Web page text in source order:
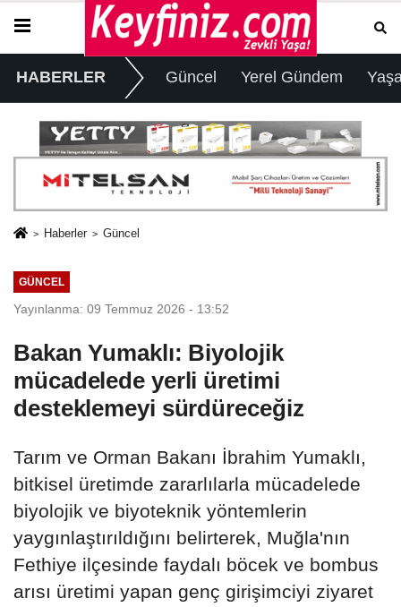
HABERLER Güncel Yerel Gündem
Haberler Güncel
GÜNCEL
Yayınlanma: 09 Temmuz 2026 - 13:52
Bakan Yumaklı: Biyolojik
mücadelede yerli üretimi
desteklemeyi sürdüreceğiz
Tarım ve Orman Bakanı İbrahim Yumaklı,
bitkisel üretimde zararlılarla mücadelede
biyolojik ve biyoteknik yöntemlerin
yaygınlaştırıldığını belirterek, Muğla'nın
Fethiye ilçesinde faydalı böcek ve bombus
arısı üretimi yapan genç girişimciyi ziyaret